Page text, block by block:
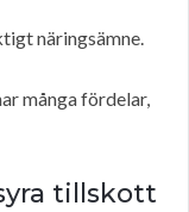
näringsämne.
många fördelar,
tillskott